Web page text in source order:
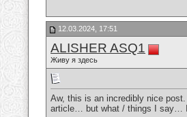
12.03.2024, 17:51
ALISHER ASQ1
Живу я здесь
Aw, this is an incredibly nice
article… but what / things I say…